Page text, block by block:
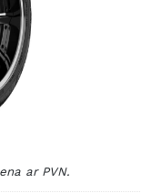
ar PVN.